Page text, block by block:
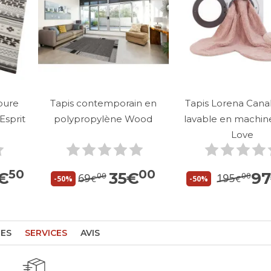
50
Tapis contemporain en
polypropylène Wood
-50% 69€00 35€00
Tapis Lorena
lavable en
Love
-50% 195€00
SERVICES AVIS